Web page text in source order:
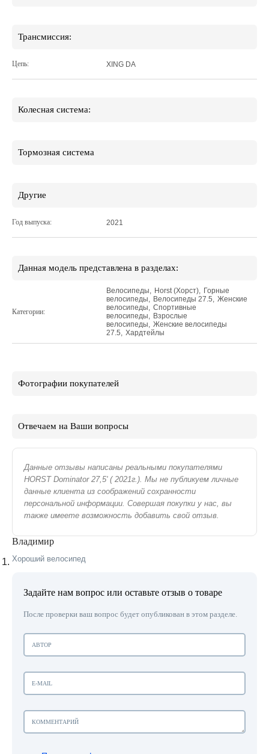
Трансмиссия:
Цепь: XING DA
Колесная система:
Тормозная система
Другие
Год выпуска: 2021
Данная модель представлена в разделах:
Категории:
Велосипеды, Horst (Хорст), Горные
велосипеды, Велосипеды 27.5, Женские
велосипеды, Спортивные
велосипеды, Взрослые
велосипеды, Женские велосипеды
27.5, Хардтейлы
Фотографии покупателей
Отвечаем на Ваши вопросы
Данные отзывы написаны реальными покупателями
HORST Dominator 27,5' ( 2021г.). Мы не публикуем личные
данные клиента из соображений сохранности
персональной информации. Совершая покупки у нас, вы
также имеете возможность добавить свой отзыв.
Владимир
Хороший велосипед
Задайте нам вопрос или оставьте отзыв о товаре
После проверки ваш вопрос будет опубликован в этом разделе.